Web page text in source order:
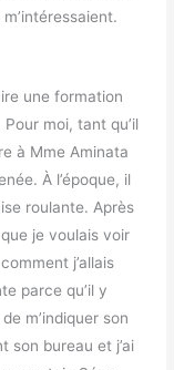
une formation
moi, tant qu’il
à Mme Aminata
À l’époque, il
roulante. Après
je voulais voir
j’allais
parce qu’il y
m’indiquer son
son bureau et j’ai